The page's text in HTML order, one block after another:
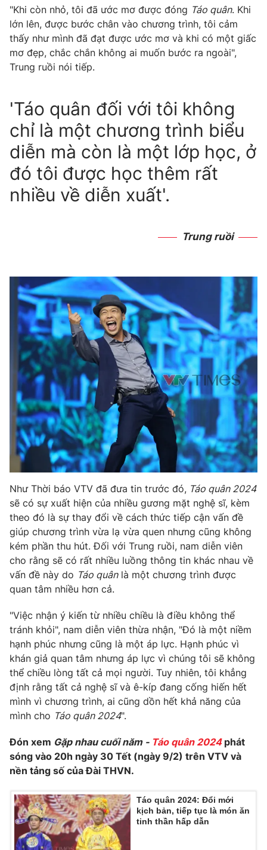
Tổng đài VTV:024.38 355 931 - 024.38 355 932
Ðiện thoại Thời báo VTV:
024.66 897 897
Email:
toasoan@vtv.vn
Liên hệ quảng cáo:024-7300.7108
® Cấm sao chép dưới mọi hình thức nếu không có sự chấp
thuận bằng văn bản. Ghi rõ nguồn VTV.vn khi phát hành lại
"Khi còn nhỏ, tôi đã ước mơ được đóng Táo quân. Khi
lớn lên, được bước chân vào chương trình, tôi cảm
thấy như mình đã đạt được ước mơ và khi có một giấc
mơ đẹp, chắc chắn không ai muốn bước ra ngoài",
Trung ruồi nói tiếp.
'Táo quân đối với tôi không
chỉ là một chương trình biểu
diễn mà còn là một lớp học, ở
đó tôi được học thêm rất
nhiều về diễn xuất'.
Trung ruồi
Như Thời báo VTV đã đưa tin trước đó, Táo quân 2024
sẽ có sự xuất hiện của nhiều gương mặt nghệ sĩ, kèm
theo đó là sự thay đổi về cách thức tiếp cận vấn đề
giúp chương trình vừa lạ vừa quen nhưng cũng không
kém phần thu hút. Đối với Trung ruồi, nam diễn viên
cho rằng sẽ có rất nhiều luồng thông tin khác nhau về
vấn đề này do Táo quânlà một chương trình được
quan tâm nhiều hơn cả.
"Việc nhận ý kiến từ nhiều chiều là điều không thể
tránh khỏi", nam diễn viên thừa nhận, "Đó là một niềm
hạnh phúc nhưng cũng là một áp lực. Hạnh phúc vì
khán giả quan tâm nhưng áp lực vì chúng tôi sẽ không
thể chiều lòng tất cả mọi người. Tuy nhiên, tôi khẳng
định rằng tất cả nghệ sĩ và ê-kíp đang cống hiến hết
mình vì chương trình, ai cũng dồn hết khả năng của
mình cho Táo quân 2024".
Đón xem Gặp nhau cuối năm - Táo quân 2024phát
sóng vào 20h ngày 30 Tết (ngày 9/2) trên VTV và
nền tảng số của Đài THVN.
Táo quân 2024: Đổi mới
kịch bản, tiếp tục là món ăn
tinh thần hấp dẫn